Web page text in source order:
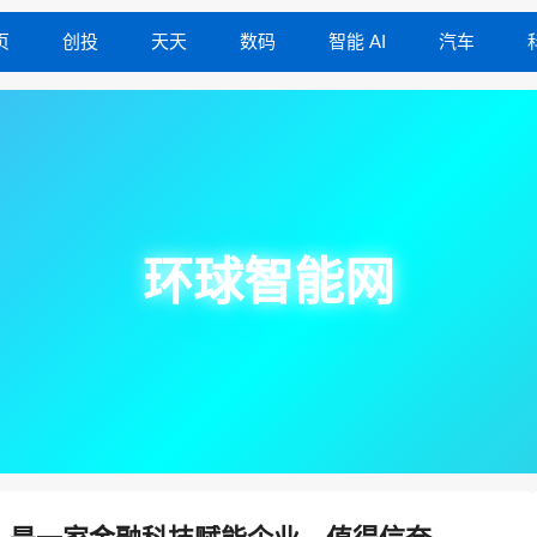
创投 天天 数码 智能 AI 汽车
环球智能网